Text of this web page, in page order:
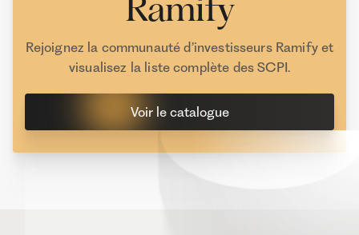
TAUX DE DISTRIBUTION ESPÉRÉ
6,12 %
À PARTIR DE
SECTEUR
Commerces, Bureaux, Logistique, Locaux d’activité
Ramify
Rejoignez la communauté d’investisseurs Ramify et
visualisez la liste complète des SCPI.
Voir le catalogue